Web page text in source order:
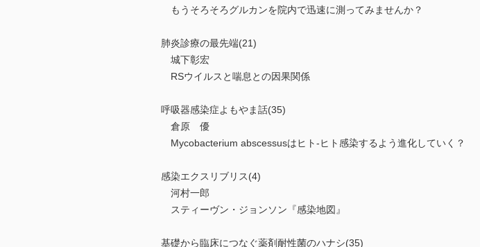
もうそろそろグルカンを院内で迅速に測ってみませんか？
肺炎診療の最先端(21)
城下彰宏
RSウイルスと喘息との因果関係
呼吸器感染症よもやま話(35)
倉原 優
Mycobacterium abscessusはヒト-ヒト感染するよう進化していく？
感染エクスリブリス(4)
河村一郎
スティーヴン・ジョンソン『感染地図』
基礎から臨床につなぐ薬剤耐性菌のハナシ(35)